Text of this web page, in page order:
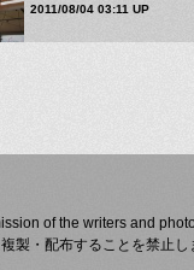
2011/08/04 03:11 UP
of the writers and
製・配布することを禁止